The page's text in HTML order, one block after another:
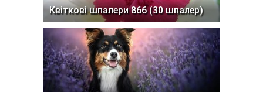
Квіткові шпалери 866 (30 шпалер)